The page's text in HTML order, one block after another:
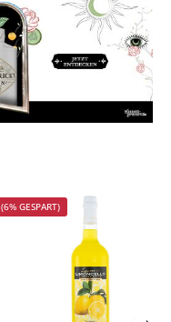
(6% GESPART)